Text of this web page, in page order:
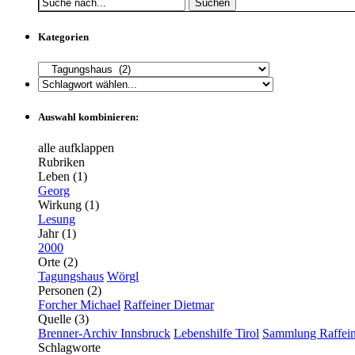
Suchen
Kategorien
Auswahl kombinieren:
alle aufklappen
Rubriken
Leben (1)
Georg
Wirkung (1)
Lesung
Jahr (1)
2000
Orte (2)
Tagungshaus Wörgl
Personen (2)
Forcher Michael Raffeiner Dietmar
Quelle (3)
Brenner-Archiv Innsbruck Lebenshilfe Tirol Sammlung
Schlagworte